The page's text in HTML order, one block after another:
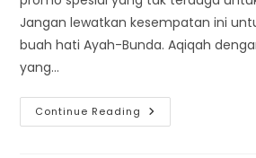
Jangan lewatkan kesempatan ini
buah hati Ayah-Bunda. Aqiqah
yang…
Continue Reading PROMO
AQBAR: